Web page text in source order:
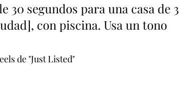
30 segundos para una casa de 3
con piscina. Usa un tono
de "Just Listed"